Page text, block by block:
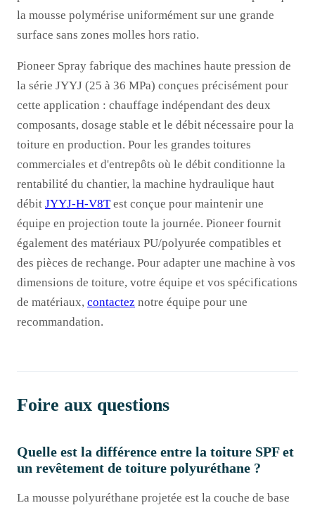
la mousse polymérise uniformément sur une grande
surface sans zones molles hors ratio.
Pioneer Spray fabrique des machines haute pression de
la série JYYJ (25 à 36 MPa) conçues précisément pour
cette application : chauffage indépendant des deux
composants, dosage stable et le débit nécessaire pour la
toiture en production. Pour les grandes toitures
commerciales et d'entrepôts où le débit conditionne la
rentabilité du chantier, la machine hydraulique haut
débit JYYJ-H-V8Test conçue pour maintenir une
équipe en projection toute la journée. Pioneer fournit
également des matériaux PU/polyurée compatibles et
des pièces de rechange. Pour adapter une machine à vos
dimensions de toiture, votre équipe et vos spécifications
de matériaux, contactez notre équipe pour une
recommandation.
Foire aux questions
Quelle est la différence entre la toiture SPF et
un revêtement de toiture polyuréthane ?
La mousse polyuréthane projetée est la couche de base